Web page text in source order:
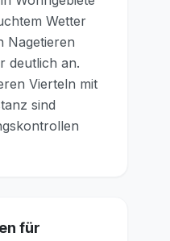
Wetter
Nagetieren
deutlich an.
Vierteln mit
sind
für